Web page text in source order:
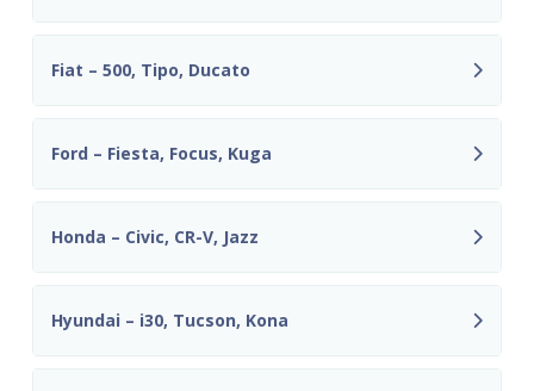
Fiat – 500, Tipo, Ducato
Ford – Fiesta, Focus, Kuga
Honda – Civic, CR-V, Jazz
Hyundai – i30, Tucson, Kona